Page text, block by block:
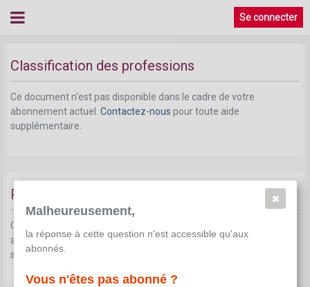
Se connecter
Classification des professions
Ce document n'est pas disponible dans le cadre de votre
abonnement actuel. Contactez-nous pour toute aide
supplémentaire.
Prime de fin d'année
Ce document n'est pas disponible dans le cadre de votre
abonnement actuel.Contactez-nous pour toute aide
supplémentaire.
Malheureusement,
la réponse à cette question n'est accessible qu'aux
abonnés.
Vous n'êtes pas abonné ?